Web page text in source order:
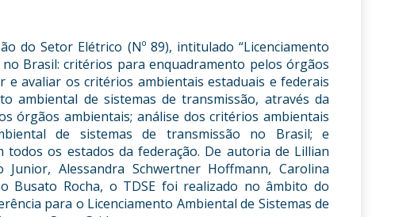
do Setor Elétrico (Nº 89), intitulado “Licenciamento
Brasil: critérios para enquadramento pelos órgãos
e avaliar os critérios ambientais estaduais e federais
ambiental de sistemas de transmissão, através da
órgãos ambientais; análise dos critérios ambientais
de sistemas de transmissão no Brasil; e
os estados da federação. De autoria de Lillian
Junior, Alessandra Schwertner Hoffmann, Carolina
Busato Rocha, o TDSE foi realizado no âmbito do
para o Licenciamento Ambiental de Sistemas de